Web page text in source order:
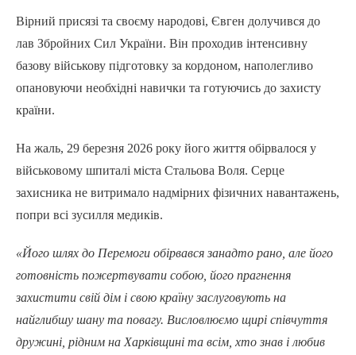
Вірний присязі та своєму народові, Євген долучився до
лав Збройних Сил України. Він проходив інтенсивну
базову військову підготовку за кордоном, наполегливо
опановуючи необхідні навички та готуючись до захисту
країни.
На жаль, 29 березня 2026 року його життя обірвалося у
військовому шпиталі міста Стальова Воля. Серце
захисника не витримало надмірних фізичних навантажень,
попри всі зусилля медиків.
«Його шлях до Перемоги обірвався занадто рано, але його
готовність пожертвувати собою, його прагнення
захистити свій дім і свою країну заслуговують на
найглибшу шану та повагу. Висловлюємо щирі співчуття
дружині, рідним на Харківщині та всім, хто знав і любив